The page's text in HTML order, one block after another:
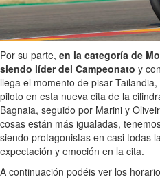
Por su parte, en la categoría de
siendo líder del Campeonato y
llega el momento de pisar
piloto en esta nueva cita de la
Bagnaia, seguido por Marini y
cosas están más igualadas,
siendo protagonistas en casi todas
expectación y emoción en la cita.
A continuación podéis ver los